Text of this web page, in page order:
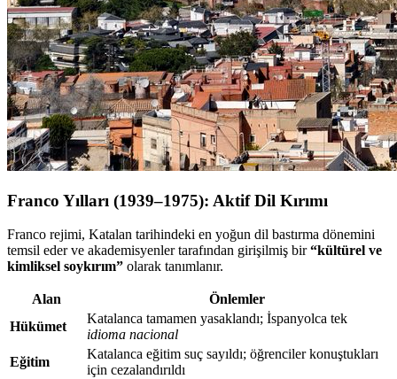
Franco Yılları (1939–1975): Aktif Dil Kırımı
Franco rejimi, Katalan tarihindeki en yoğun dil bastırma dönemini
temsil eder ve akademisyenler tarafından girişilmiş bir“kültürel ve
kimliksel soykırım” olarak tanımlanır.
Alan
Önlemler
Hükümet
Katalanca tamamen yasaklandı; İspanyolca tek
idioma nacional
Eğitim
Katalanca eğitim suç sayıldı; öğrenciler konuştukları
için cezalandırıldı